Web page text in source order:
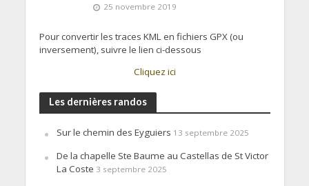
25 novembre 2019
Pour convertir les traces KML en fichiers GPX (ou
inversement), suivre le lien ci-dessous
Cliquez ici
Les dernières randos
Sur le chemin des Eyguiers 13 septembre 2025
De la chapelle Ste Baume au Castellas de St Victor
La Coste 3 septembre 2025